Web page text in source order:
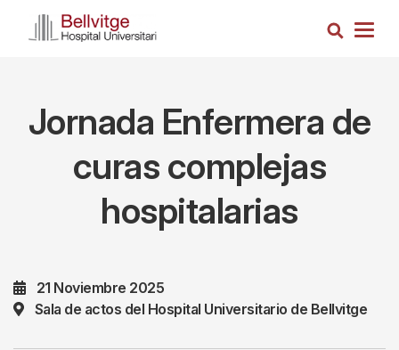
Busca
Jornada Enfermera de
curas complejas
hospitalarias
21 Noviembre 2025
Sala de actos del Hospital Universitario de Bellvitge